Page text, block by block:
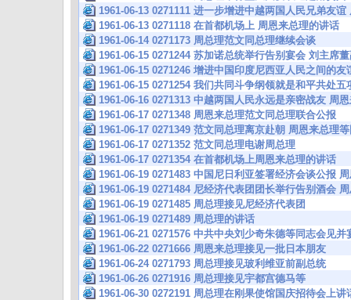
1961-06-13 0271111 进一步增进中越两国人民兄弟友
1961-06-13 0271118 在首都机场上 周恩来总理的讲话
1961-06-14 0271173 周总理范文同总理继续会谈
1961-06-15 0271244 苏加诺总统举行告别宴会 刘主席
1961-06-15 0271246 增进中国印度尼西亚人民之间的
1961-06-15 0271254 我们共同斗争纲领就是和平共处
1961-06-16 0271313 中越两国人民永远是亲密战友 周
1961-06-17 0271348 周恩来总理范文同总理联合公报
1961-06-17 0271349 范文同总理离京赴朝 周恩来总理
1961-06-17 0271352 范文同总理电谢周总理
1961-06-17 0271354 在首都机场上周恩来总理的讲话
1961-06-19 0271483 中国尼日利亚签署经济会谈公报
1961-06-19 0271484 尼经济代表团团长举行告别酒会
1961-06-19 0271485 周总理接见尼经济代表团
1961-06-19 0271489 周总理的讲话
1961-06-21 0271576 中共中央刘少奇朱德等同志会见
1961-06-22 0271666 周恩来总理接见一批日本朋友
1961-06-24 0271793 周总理接见玻利维亚前副总统
1961-06-26 0271916 周总理接见宇都宫德马等
1961-06-30 0272191 周总理在刚果使馆国庆招待会上